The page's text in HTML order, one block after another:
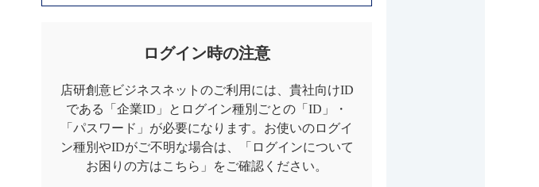
ログイン時の注意
店研創意ビジネスネットのご利用には、貴社向けID
である「企業ID」とログイン種別ごとの「ID」・
「パスワード」が必要になります。お使いのログイ
ン種別やIDがご不明な場合は、「ログインについて
お困りの方はこちら」をご確認ください。